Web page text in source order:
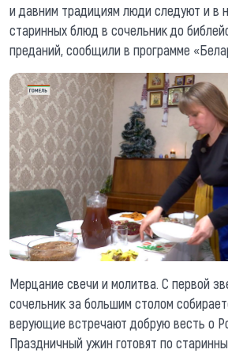
и давним традициям люди следуют и в
старинных блюд в сочельник до
преданий, сообщили в программе
Мерцание свечи и молитва. С первой
сочельник за большим столом
верующие встречают добрую весть о
Праздничный ужин готовят по